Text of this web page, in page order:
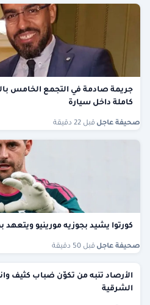
جريمة صادمة في التجمع الخامس
كاملة داخل سيارة
صحيفة عاجل قبل 22 دقيقة
كورتوا يشيد بجوزيه مورينيو
صحيفة عاجل قبل 50 دقيقة
الأرصاد تنبه من تكوّن ضباب كثيف
الشرقية